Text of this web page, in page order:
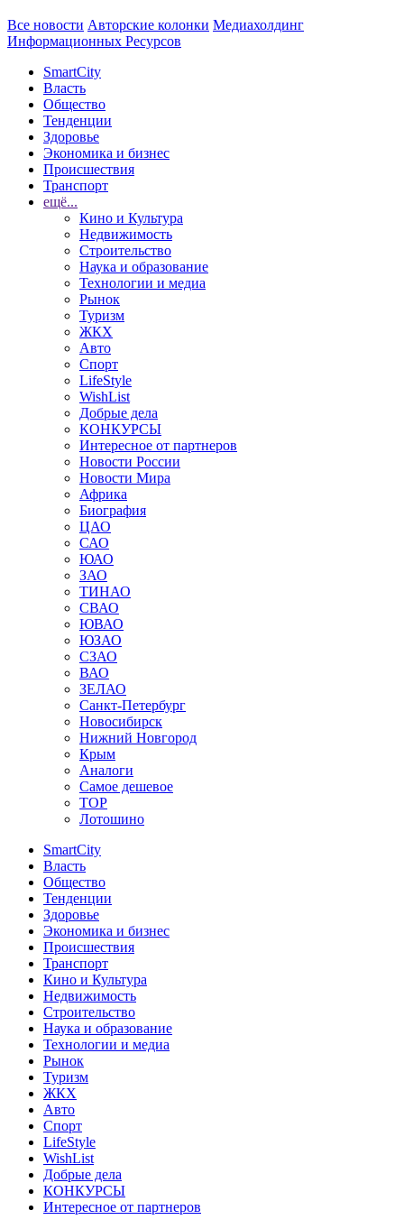
Все новости Авторские колонки Медиахолдинг
Информационных Ресурсов
SmartCity
Власть
Общество
Тенденции
Здоровье
Экономика и бизнес
Происшествия
Транспорт
ещё...
Кино и Культура
Недвижимость
Строительство
Наука и образование
Технологии и медиа
Рынок
Туризм
ЖКХ
Авто
Спорт
LifeStyle
WishList
Добрые дела
КОНКУРСЫ
Интересное от партнеров
Новости России
Новости Мира
Африка
Биография
ЦАО
САО
ЮАО
ЗАО
ТИНАО
СВАО
ЮВАО
ЮЗАО
СЗАО
ВАО
ЗЕЛАО
Санкт-Петербург
Новосибирск
Нижний Новгород
Крым
Аналоги
Самое дешевое
TOP
Лотошино
SmartCity
Власть
Общество
Тенденции
Здоровье
Экономика и бизнес
Происшествия
Транспорт
Кино и Культура
Недвижимость
Строительство
Наука и образование
Технологии и медиа
Рынок
Туризм
ЖКХ
Авто
Спорт
LifeStyle
WishList
Добрые дела
КОНКУРСЫ
Интересное от партнеров